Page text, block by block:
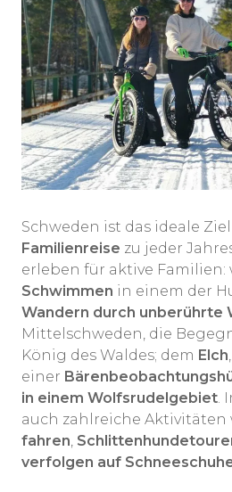
Schweden ist das ideale
Familienreise zu jeder
erleben für aktive Familien:
Schwimmen in einem der
Wandern durch unberührte
Mittelschweden, die
König des Waldes; dem Elch
einer
in einem Wolfsrudelgebiet.
auch zahlreiche Aktivitäten
fahren,
verfolgen auf